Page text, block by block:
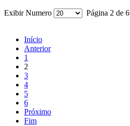
Exibir Numero Página 2 de 6
Início
Anterior
1
2
3
4
5
6
Próximo
Fim